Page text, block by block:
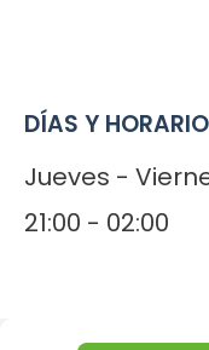
DÍAS Y
Jueves -
21:00 - 02:00